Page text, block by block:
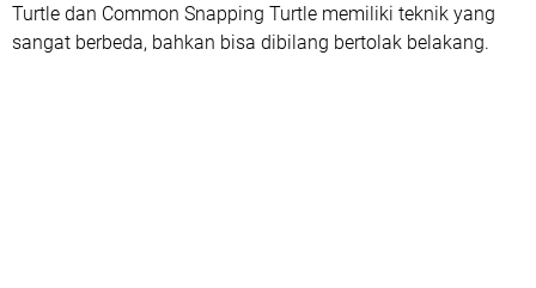
Turtle dan Common Snapping Turtle memiliki teknik yang
sangat berbeda, bahkan bisa dibilang bertolak belakang.